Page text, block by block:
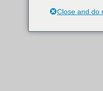
Close and do